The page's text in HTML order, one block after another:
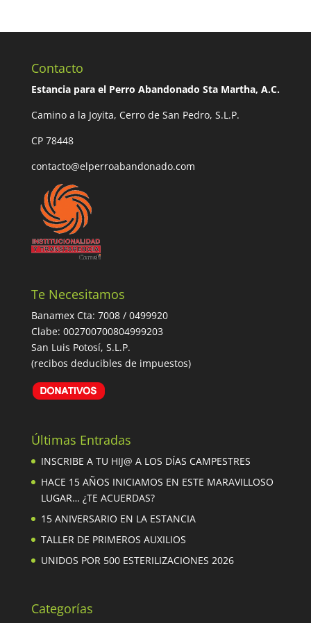
Contacto
Estancia para el Perro Abandonado Sta Martha, A.C.
Camino a la Joyita, Cerro de San Pedro, S.L.P.
CP 78448
contacto@elperroabandonado.com
Te Necesitamos
Banamex Cta: 7008 / 0499920
Clabe: 002700700804999203
San Luis Potosí, S.L.P.
(recibos deducibles de impuestos)
Últimas Entradas
INSCRIBE A TU HIJ@ A LOS DÍAS CAMPESTRES
HACE 15 AÑOS INICIAMOS EN ESTE MARAVILLOSO
LUGAR… ¿TE ACUERDAS?
15 ANIVERSARIO EN LA ESTANCIA
TALLER DE PRIMEROS AUXILIOS
UNIDOS POR 500 ESTERILIZACIONES 2026
Categorías